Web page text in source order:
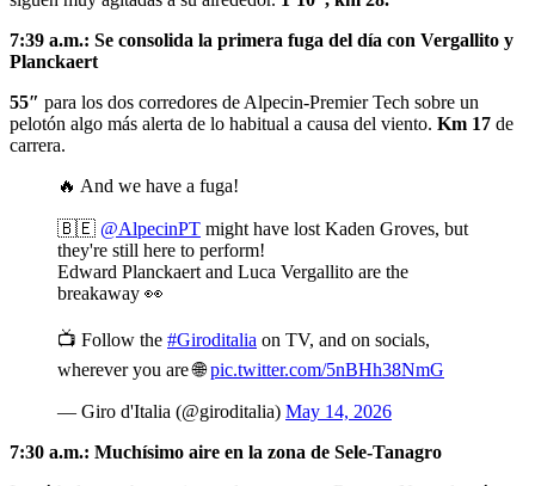
7:39 a.m.: Se consolida la primera fuga del día con Vergallito y
Planckaert
55″ para los dos corredores de Alpecin-Premier Tech sobre un
pelotón algo más alerta de lo habitual a causa del viento. Km 17 de
carrera.
🔥 And we have a fuga!
🇧🇪 @AlpecinPT might have lost Kaden Groves, but
they're still here to perform!
Edward Planckaert and Luca Vergallito are the
breakaway 👀
📺 Follow the #Giroditalia on TV, and on socials,
wherever you are 🌐pic.twitter.com/5nBHh38NmG
— Giro d'Italia (@giroditalia) May 14, 2026
7:30 a.m.: Muchísimo aire en la zona de Sele-Tanagro